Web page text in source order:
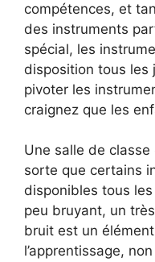
compétences, et
des instruments
spécial, les
disposition tous les
pivoter les
craignez que les
Une salle de
sorte que certains
disponibles tous les
peu bruyant, un
bruit est un
l’apprentissage,